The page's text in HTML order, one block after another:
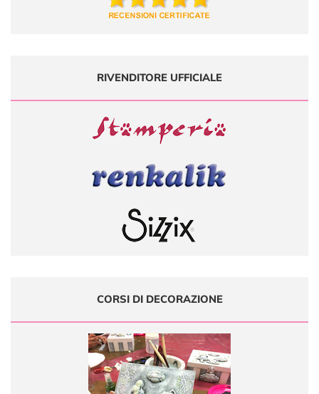
RIVENDITORE UFFICIALE
CORSI DI DECORAZIONE